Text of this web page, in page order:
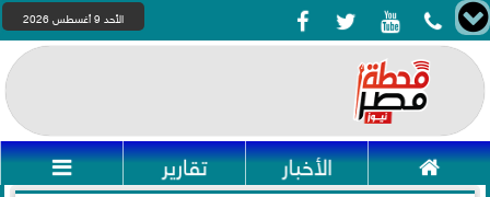
    الأحد 9 أغسطس 2026
 الأخبار تقارير 